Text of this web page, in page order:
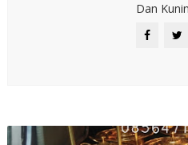
Dan